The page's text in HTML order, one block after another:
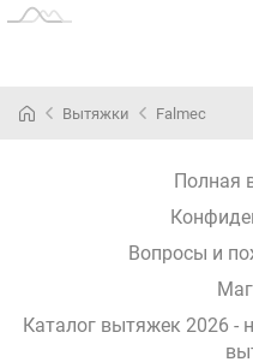
Вытяжки Falmec
Полная
Вопросы и
Каталог вытяжек 2026 -